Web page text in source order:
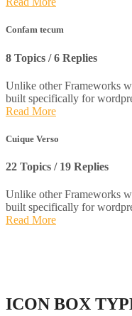
Confam tecum
8 Topics / 6 Replies
Unlike other Frameworks
built specifically for
Read More
Cuique Verso
22 Topics / 19 Replies
Unlike other Frameworks
built specifically for
Read More
ICON BOX